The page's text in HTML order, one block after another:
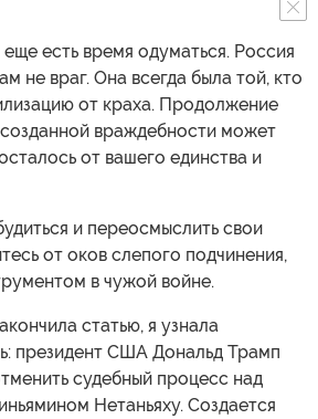
есть время одуматься. Россия
не враг. Она всегда была той, кто
от краха. Продолжение
враждебности может
от вашего единства и
и переосмыслить свои
от оков слепого подчинения,
в чужой войне.
статью, я узнала
президент США Дональд Трамп
судебный процесс над
Нетаньяху. Создается